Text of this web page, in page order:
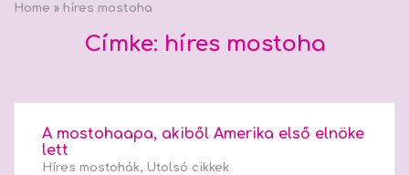
Home » híres mostoha
Címke: híres mostoha
A mostohaapa, akiből Amerika első elnöke
lett
Híres mostohák, Utolsó cikkek